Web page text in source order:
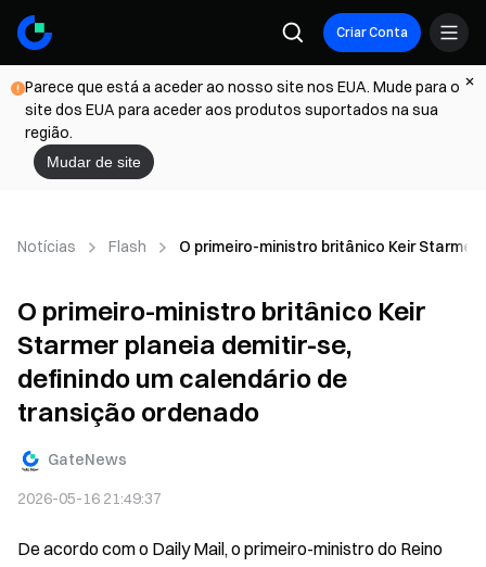
Criar Conta
Parece que está a aceder ao nosso site nos EUA. Mude para o
site dos EUA para aceder aos produtos suportados na sua
região.
Mudar de site
Notícias Flash O primeiro-ministro britânico Keir
O primeiro-ministro britânico Keir
Starmer planeia demitir-se,
definindo um calendário de
transição ordenado
GateNews
2026-05-16 21:49:37
De acordo com o Daily Mail, o primeiro-ministro do Reino